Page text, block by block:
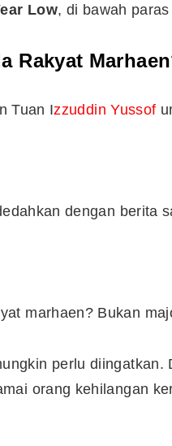
Low, di bawah
Rakyat
Tuan Izzuddin Yussof
dengan berita
marhaen? Bukan
perlu
orang kehilangan